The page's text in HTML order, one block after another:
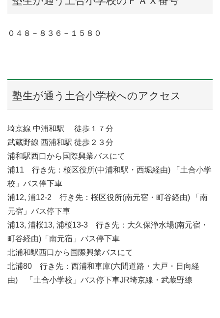
０４８－８３６－１５８０
塾生が通う土合小学校へのアクセス
埼京線 中浦和駅 徒歩１７分
武蔵野線 西浦和駅 徒歩２３分
浦和駅西口から国際興業バスにて
浦11 行き先：桜区役所(中浦和駅・西堀経由) 「土合小学
校」バス停下車
浦12, 浦12-2 行き先：桜区役所(南元宿・町谷経由) 「南
元宿」バス停下車
浦13, 浦桜13, 浦桜13-3 行き先：大久保浄水場(南元宿・
町谷経由)「南元宿」バス停下車
北浦和駅西口から国際興業バスにて
北浦80 行き先：西浦和車庫(六間道路・大戸・日向経
由) 「土合小学校」バス停下車JR埼京線・武蔵野線